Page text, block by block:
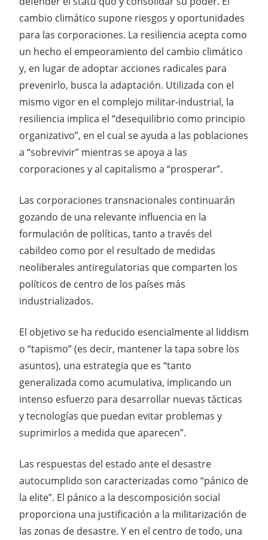
cambio climático supone riesgos y oportunidades
para las corporaciones. La resiliencia acepta como
un hecho el empeoramiento del cambio climático
y, en lugar de adoptar acciones radicales para
prevenirlo, busca la adaptación. Utilizada con el
mismo vigor en el complejo militar-industrial, la
resiliencia implica el “desequilibrio como principio
organizativo”, en el cual se ayuda a las poblaciones
a “sobrevivir” mientras se apoya a las
corporaciones y al capitalismo a “prosperar”.
Las corporaciones transnacionales continuarán
gozando de una relevante influencia en la
formulación de políticas, tanto a través del
cabildeo como por el resultado de medidas
neoliberales antiregulatorias que comparten los
políticos de centro de los países más
industrializados.
El objetivo se ha reducido esencialmente al liddism
o “tapismo” (es decir, mantener la tapa sobre los
asuntos), una estrategia que es “tanto
generalizada como acumulativa, implicando un
intenso esfuerzo para desarrollar nuevas tácticas
y tecnologías que puedan evitar problemas y
suprimirlos a medida que aparecen”.
Las respuestas del estado ante el desastre
autocumplido son caracterizadas como “pánico de
la elite”. El pánico a la descomposición social
proporciona una justificación a la militarización de
las zonas de desastre. Y en el centro de todo, una